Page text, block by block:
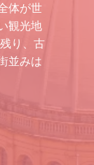
体が世
観光地
り、古
並みは